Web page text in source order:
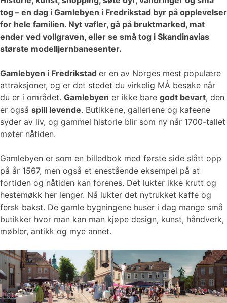
tog – en dag i Gamlebyen i Fredrikstad byr på opplevelser
for hele familien. Nyt vafler, gå på bruktmarked, mat
ender ved vollgraven, eller se små tog i Skandinavias
største modelljernbanesenter.
Gamlebyen i Fredrikstad er en av Norges mest populære
attraksjoner, og er det stedet du virkelig MÅ besøke når
du er i området. Gamlebyen er ikke bare godt bevart, den
er også spill levende. Butikkene, galleriene og kafeene
syder av liv, og gammel historie blir som ny når 1700-tallet
møter nåtiden.
Gamlebyen er som en billedbok med første side slått opp
på år 1567, men også et enestående eksempel på at
fortiden og nåtiden kan forenes. Det lukter ikke krutt og
hestemøkk her lenger. Nå lukter det nytrukket kaffe og
fersk bakst. De gamle bygningene huser i dag mange små
butikker hvor man kan man kjøpe design, kunst, håndverk,
møbler, antikk og mye annet.